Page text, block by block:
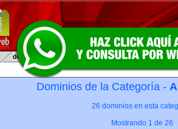
Dominios de la Categoría -
26 dominios en esta
Mostrando 1 de 26